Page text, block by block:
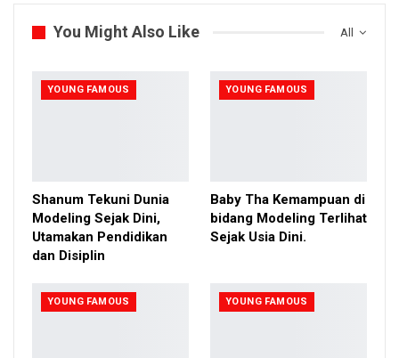
potongan-potongan sesi wawancara tersebut terpantau ramai
menduduki posisi ke-1 dan ke-2 trending topic twitter.
“Maaf ya Keisya tapi jawaban lu bener-bener ngeselin banget
sepanjang podcast. Mau sok asik jatuhnya cringe. Sok imut juga
enggak imut. Marlo juga enggak gimmick sih kayak udah kesel
All
You Might Also Like
YOUNG FAMOUS
Shanum Tekuni Dunia
Modeling Sejak Dini,
Utamakan Pendidikan
dan Disiplin
YOUNG FAMOUS
Baby Tha Kemampuan di
bidang Modeling Terlihat
Sejak Usia Dini.
YOUNG FAMOUS YOUNG FAMOUS